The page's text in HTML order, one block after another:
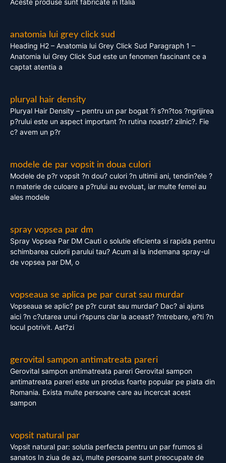
Aceste produse sunt fabricate in Italia
anatomia lui grey click sud
Heading H2 – Anatomia lui Grey Click Sud Paragraph 1 –
Anatomia lui Grey Click Sud este un fenomen fascinant ce a
captat atentia a
pluryal hair density
Pluryal Hair Density – pentru un par bogat ?i s?n?tos ?ngrijirea
p?rului este un aspect important ?n rutina noastr? zilnic?. Fie
c? avem un p?r
modele de par vopsit in doua culori
Modele de p?r vopsit ?n dou? culori ?n ultimii ani, tendin?ele ?
n materie de culoare a p?rului au evoluat, iar multe femei au
ales modele
spray vopsea par dm
Spray Vopsea Par DM Cauti o solutie eficienta si rapida pentru
schimbarea culorii parului tau? Acum ai la indemana spray-ul
de vopsea par DM, o
vopseaua se aplica pe par curat sau murdar
Vopseaua se aplic? pe p?r curat sau murdar? Dac? ai ajuns
aici ?n c?utarea unui r?spuns clar la aceast? ?ntrebare, e?ti ?n
locul potrivit. Ast?zi
gerovital sampon antimatreata pareri
Gerovital sampon antimatreata pareri Gerovital sampon
antimatreata pareri este un produs foarte popular pe piata din
Romania. Exista multe persoane care au incercat acest
sampon
vopsit natural par
Vopsit natural par: solutia perfecta pentru un par frumos si
sanatos In ziua de azi, multe persoane sunt preocupate de